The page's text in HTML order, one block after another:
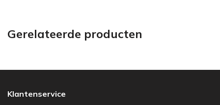
Gerelateerde producten
Klantenservice